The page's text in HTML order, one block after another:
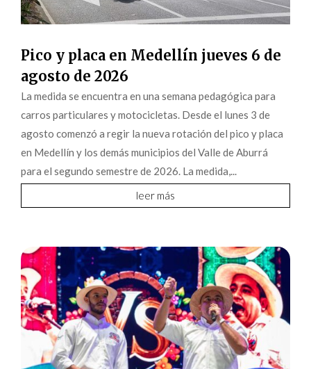
Pico y placa en Medellín jueves 6 de
agosto de 2026
La medida se encuentra en una semana pedagógica para
carros particulares y motocicletas. Desde el lunes 3 de
agosto comenzó a regir la nueva rotación del pico y placa
en Medellín y los demás municipios del Valle de Aburrá
para el segundo semestre de 2026. La medida,...
leer más